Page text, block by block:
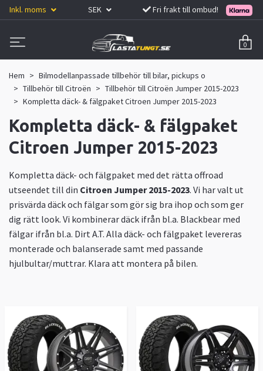
Inkl. moms SEK Fri frakt till ombud!
0
Hem
Bilmodellanpassade tillbehör till bilar, pickups o
Tillbehör till Citroën
Tillbehör till Citroën Jumper 2015-2023
Kompletta däck- & fälgpaket Citroen Jumper 2015-2023
Kompletta däck- & fälgpaket
Citroen Jumper 2015-2023
Kompletta däck- och fälgpaket med det rätta offroad
utseendet till din Citroen Jumper 2015-2023. Vi har valt ut
prisvärda däck och fälgar som gör sig bra ihop och som ger
dig rätt look. Vi kombinerar däck ifrån bl.a. Blackbear med
fälgar ifrån bl.a. Dirt A.T. Alla däck- och fälgpaket levereras
monterade och balanserade samt med passande
hjulbultar/muttrar. Klara att montera på bilen.